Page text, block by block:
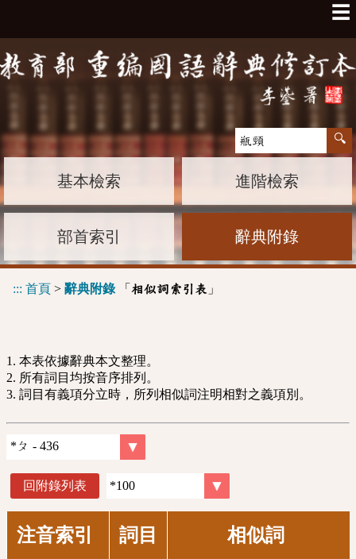
☰
基本檢索 進階檢索
部首索引 辭典附錄
::: 首頁 > 辭典附錄「 相似詞索引表 」
1. 本表依據辭典本文整理。
2. 所有詞目均按音序排列。
3. 詞目有義項分立時，所列相似詞注明相對之義項別。
回附錄列表
注音索引 詞目 相似詞